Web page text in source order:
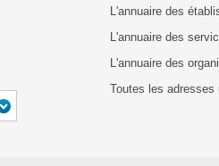
L'annuaire des
L'annuaire des
L'annuaire des
Toutes les adresses